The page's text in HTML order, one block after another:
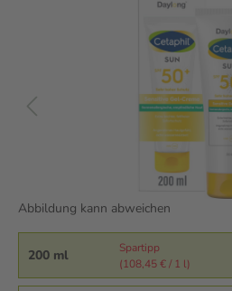
Abbildung kann abweichen
200 ml
Spartipp
(108,45 € / 1 l)